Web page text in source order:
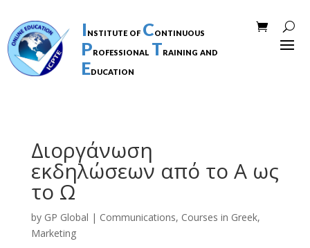
Institute of Continuous
Professional Training and
Education
Διοργάνωση
εκδηλώσεων από το Α ως
το Ω
by GP Global | Communications, Courses in Greek,
Marketing